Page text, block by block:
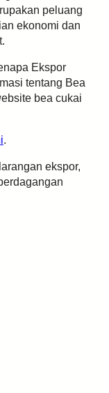
peluang
ekonomi dan
Ekspor
tentang Bea
bea cukai
.
ekspor,